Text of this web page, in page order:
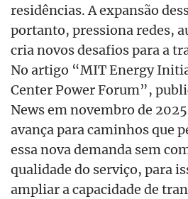
residências. A expansão
portanto, pressiona redes,
cria novos desafios para a
No artigo “MIT Energy
Center Power Forum”,
News em novembro de
avança para caminhos que
essa nova demanda sem
qualidade do serviço, para
ampliar a capacidade de